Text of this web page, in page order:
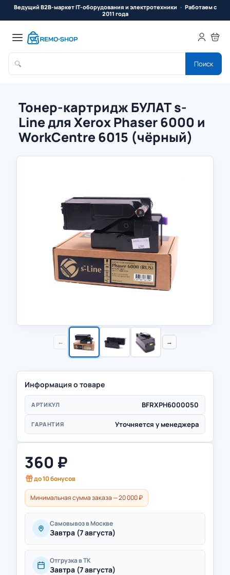
Ведущий B2B-маркет IT-оборудования и электротехники
Работаем с
2011 года
🔍 Поиск
Тонер-картридж БУЛАТ s-
Line для Xerox Phaser 6000 и
WorkCentre 6015 (чёрный)
← →
Информация о товаре
АРТИКУЛ BFRXPH6000050
ГАРАНТИЯ Уточняется у менеджера
360 ₽
до10бонусов
Минимальная сумма заказа — 20 000 ₽
Самовывоз в Москве
Завтра (7 августа)
Отгрузка в ТК
Завтра (7 августа)